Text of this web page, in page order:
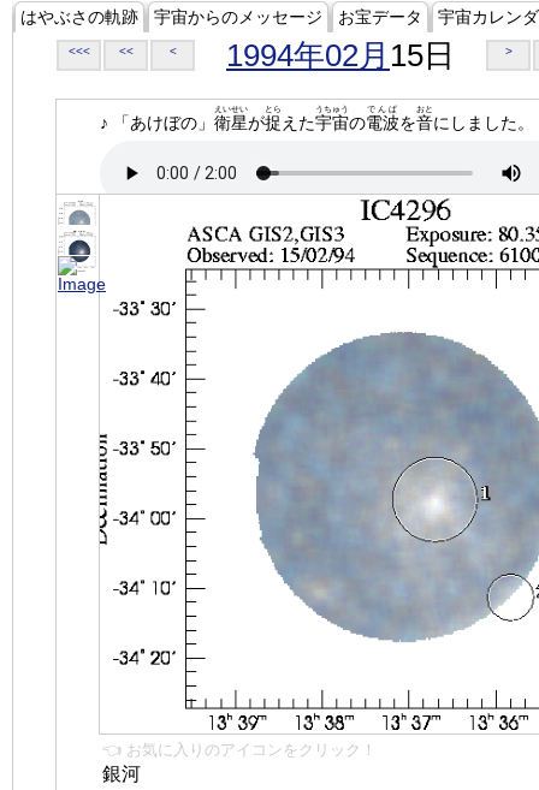
はやぶさの軌跡 宇宙からのメッセージ お宝データ 宇宙カレン
<<< << < 1994年02月 15日 >
♪ 「あけぼの」 衛星
えいせい
が捉
とら
えた宇宙
うちゅう
の電波
でんぱ
を音
おと
にしました。
👈 お気に入りのアイコンをクリック！
銀河